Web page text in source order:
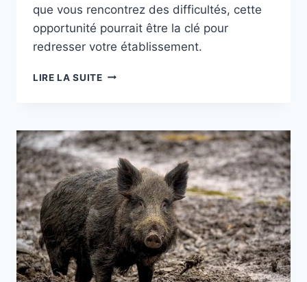
que vous rencontrez des difficultés, cette
opportunité pourrait être la clé pour
redresser votre établissement.
LIRE LA SUITECAUCHEMAR
LE
CHEF
PHILIPPE
ETCHEBEST
CHERCHE
DES
RESTAURATEURS
À
ANGOULÊME
POUR
LA